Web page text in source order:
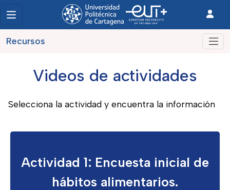
Recursos
Videos de actividades
Selecciona la actividad y encuentra la información
Actividad 1: Encuesta inicial de
hábitos alimentarios.